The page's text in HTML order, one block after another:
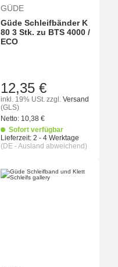
GÜDE
Güde Schleifbänder K
80 3 Stk. zu BTS 4000 /
ECO
12,35 €
inkl. 19% USt. zzgl. Versand
(GLS)
Netto: 10,38 €
Sofort verfügbar
Lieferzeit: 2 - 4 Werktage
(DE - Ausland abweichend)